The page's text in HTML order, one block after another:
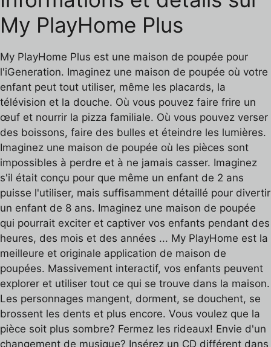
My PlayHome Plus
My PlayHome Plus est une maison de poupée pour
l'iGeneration. Imaginez une maison de poupée où votre
enfant peut tout utiliser, même les placards, la
télévision et la douche. Où vous pouvez faire frire un
œuf et nourrir la pizza familiale. Où vous pouvez verser
des boissons, faire des bulles et éteindre les lumières.
Imaginez une maison de poupée où les pièces sont
impossibles à perdre et à ne jamais casser. Imaginez
s'il était conçu pour que même un enfant de 2 ans
puisse l'utiliser, mais suffisamment détaillé pour divertir
un enfant de 8 ans. Imaginez une maison de poupée
qui pourrait exciter et captiver vos enfants pendant des
heures, des mois et des années ... My PlayHome est la
meilleure et originale application de maison de
poupées. Massivement interactif, vos enfants peuvent
explorer et utiliser tout ce qui se trouve dans la maison.
Les personnages mangent, dorment, se douchent, se
brossent les dents et plus encore. Vous voulez que la
pièce soit plus sombre? Fermez les rideaux! Envie d'un
changement de musique? Insérez un CD différent dans